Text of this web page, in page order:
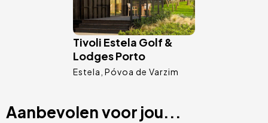
Tivoli Estela Golf &
Lodges Porto
Estela Póvoa de Varzim
Aanbevolen voor jou...